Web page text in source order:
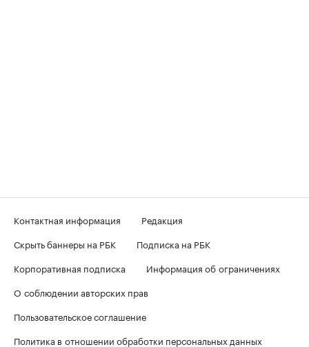
Контактная информация
Редакция
Скрыть баннеры на РБК
Подписка на РБК
Корпоративная подписка
Информация об ограничениях
О соблюдении авторских прав
Пользовательское соглашение
Политика в отношении обработки персональных данных